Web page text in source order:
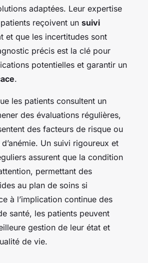
adaptées. Leur expertise
reçoivent un suivi
et que les incertitudes sont
précis est la clé pour
potentielles et garantir un
.
les patients consultent un
des évaluations régulières,
des facteurs de risque ou
Un suivi rigoureux et
assurent que la condition
permettant des
au plan de soins si
à l’implication continue des
santé, les patients peuvent
gestion de leur état et
de vie.